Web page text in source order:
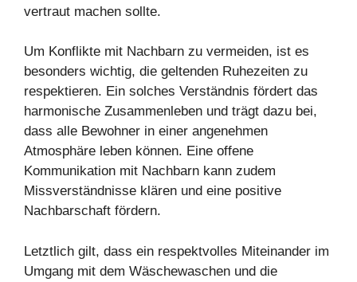
vertraut machen sollte.
Um Konflikte mit Nachbarn zu vermeiden, ist es
besonders wichtig, die geltenden Ruhezeiten zu
respektieren. Ein solches Verständnis fördert das
harmonische Zusammenleben und trägt dazu bei,
dass alle Bewohner in einer angenehmen
Atmosphäre leben können. Eine offene
Kommunikation mit Nachbarn kann zudem
Missverständnisse klären und eine positive
Nachbarschaft fördern.
Letztlich gilt, dass ein respektvolles Miteinander im
Umgang mit dem Wäschewaschen und die